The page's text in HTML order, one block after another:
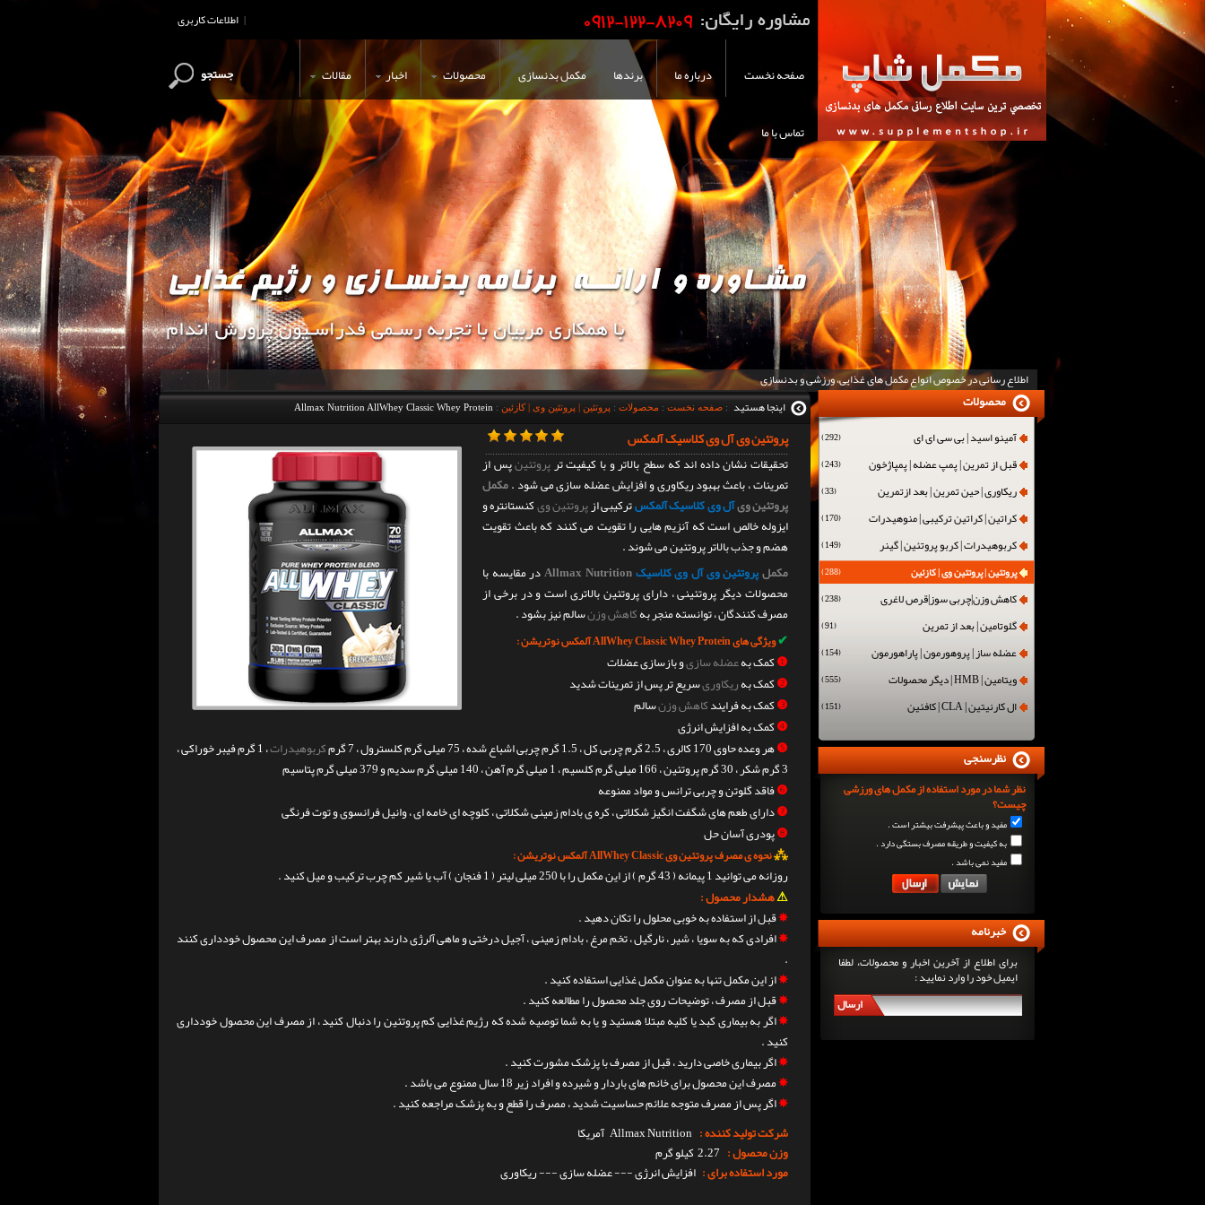
اطلاعات کاربری |
صفحه نخست درباره ما برندها مکمل بدنسازی محصولات اخبار مقالات
تماس با ما
جستجو
اطلاع رسانی در خصوص انواع مکمل های غذایی، ورزشی و بدنسازی
این وب سایت جهت اطلاع رسانی و
اینجا هستید
: صفحه نخست : محصولات : پروتئین | پروتئین وی | کازئین :
Allmax Nutrition AllWhey Classic Whey Protein
پروتئین وی آل وی کلاسیک آلمکس
تحقیقات نشان داده اند که سطح بالاتر و با کیفیت ترپروتئینپس از
تمرینات ، باعث بهبود ریکاوری و افزایش عضله سازی می شود .مکمل
پروتئین ویآل وی کلاسیک آلمکسترکیبی ازپروتئین ویکنستانتره و
ایزوله خالص است که آنزیم هایی را تقویت می کنند که باعث تقویت
هضم و جذب بالاتر پروتئین می شوند .
مکملپروتئین وی آل وی کلاسیکAllmax Nutritionدر مقایسه با
محصولات دیگر پروتئینی ، دارای پروتئین بالاتری است و در برخی از
مصرف کنندگان ، توانسته منجر بهکاهش وزنسالم نیز بشود .
✔ویژگی های AllWhey Classic Whey Protein آلمکس نوتریشن :
❶کمک بهعضله سازیو بازسازی عضلات
❷کمک بهریکاوریسریع تر پس از تمرینات شدید
❸کمک به فرایندکاهش وزنسالم
❹کمک به افزایش انرژی
❺هر وعده حاوی 170 کالری ، 2.5 گرم چربی کل ، 1.5 گرم چربی اشباع شده ، 75 میلی گرم کلسترول ، 7 گرم کربوهیدرات
، 1 گرم فیبر خوراکی ،
3 گرم شکر ، 30 گرم پروتئین ، 166 میلی گرم کلسیم ، 1 میلی گرم آهن ، 140 میلی گرم سدیم و 379 میلی گرم پتاسیم
❻فاقد گلوتن و چربی ترانس و مواد ممنوعه
❼دارای طعم های شگفت انگیز شکلاتی ، کره ی بادام زمینی شکلاتی ، کلوچه ای خامه ای ، وانیل فرانسوی و توت فرنگی
❽پودری آسان حل
⁂نحوه ی مصرف پروتئین وی AllWhey Classic آلمکس نوتریشن :
روزانه می توانید 1 پیمانه ( 43 گرم ) از این مکمل را با 250 میلی لیتر ( 1 فنجان ) آب یا شیر کم چرب ترکیب و میل کنید .
⚠هشدار محصول :
✵قبل از استفاده به خوبی محلول را تکان دهید .
✵افرادی که به سویا ، شیر ، نارگیل ، تخم مرغ ، بادام زمینی ، آجیل درختی و ماهی آلرژی دارند بهتر است از مصرف این محصول خودداری کنند
.
✵از این مکمل تنها به عنوان مکمل غذایی استفاده کنید .
✵قبل از مصرف ، توضیحات روی جلد محصول را مطالعه کنید .
✵اگر به بیماری کبد یا کلیه مبتلا هستید و یا به شما توصیه شده که رژیم غذایی کم پروتئین را دنبال کنید ، از مصرف این محصول خودداری
کنید .
✵اگر بیماری خاصی دارید ، قبل از مصرف با پزشک مشورت کنید .
✵مصرف این محصول برای خانم های باردار و شیرده و افراد زیر 18 سال ممنوع می باشد .
✵اگر پس از مصرف متوجه علائم حساسیت شدید ، مصرف را قطع و به پزشک مراجعه کنید .
شرکت تولید کننده : Allmax Nutrition آمریکا
وزن محصول : 2.27 کیلو گرم
مورد استفاده برای : افزایش انرژی --- عضله سازی --- ریکاوری
آمینو اسید | بی سی ای ای (292)
قبل از تمرین | پمپ عضله | پمپاژخون (243)
ریکاوری | حین تمرین | بعد ازتمرین (33)
کراتین | کراتین ترکیبی | منوهیدرات (170)
کربوهیدرات | کربو پروتئین | گینر (149)
پروتئین | پروتئین وی | کازئین (288)
کاهش وزن|چربی سوز|قرص لاغری (238)
گلوتامین | بعد از تمرین (91)
عضله ساز | پروهورمون | پاراهورمون (154)
ویتامین | HMB | دیگر محصولات (555)
ال کارنیتین | CLA | کافئین (151)
محصولات
نظر شما در مورد استفاده از مکمل های ورزشی
چیست؟
مفید و باعث پیشرفت بیشتر است .
به کیفیت و طریقه مصرف بستگی دارد .
مفید نمی باشد .
نظرسنجی
برای اطلاع از آخرین اخبار و محصولات، لطفا
ایمیل خود را وارد نمایید :
ارسال
خبرنامه